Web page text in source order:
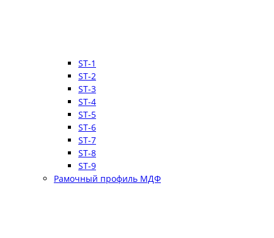
ST-1
ST-2
ST-3
ST-4
ST-5
ST-6
ST-7
ST-8
ST-9
Рамочный профиль МДФ